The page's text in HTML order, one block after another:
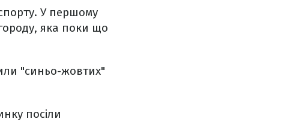
У першому
яка поки що
"синьо-жовтих"
посіли